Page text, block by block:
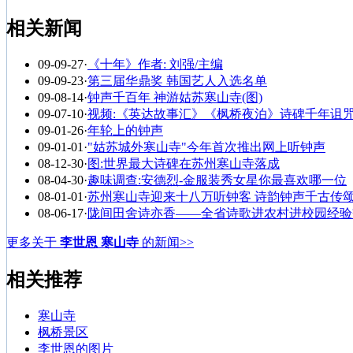
相关新闻
09-09-27· 《十年》作者: 刘强/主编
09-09-23·第三届华鼎奖 韩国艺人入选名单
09-08-14·钟声千百年 神游姑苏寒山寺(图)
09-07-10·视频:《英达故事汇》《枫桥夜泊》诗碑千年诅
09-01-26·年轮上的钟声
09-01-01 ·"姑苏城外寒山寺"今年首次推出网上听钟声
08-12-30·图:世界最大诗碑在苏州寒山寺落成
08-04-30·趣味调查:安德烈-金服装秀女星你最喜欢哪一位
08-01-01 ·苏州寒山寺迎来十八万听钟客 诗韵钟声千古传
08-06-17·陇间田舍诗亦香——全省诗歌进农村进校园经
更多关于 李世恩 寒山寺 的新闻>>
相关推荐
寒山寺
枫桥景区
李世恩的图片